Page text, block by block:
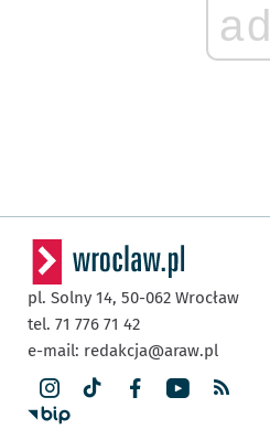
ad
pl. Solny 14, 50-062 Wrocław
tel. 71 776 71 42
e-mail: redakcja@araw.pl